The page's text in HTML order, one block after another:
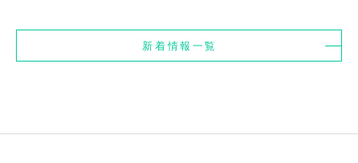
新着情報一覧